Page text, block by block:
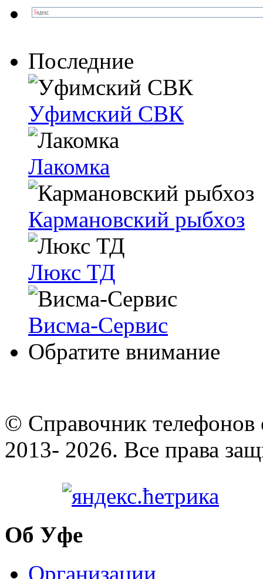
Последние
Уфимский СВК
Лакомка
Кармановский рыбхоз
Люкс ТД
Висма-Сервис
Обратите внимание
© Cправочник телефонов
2013- 2026. Все права
Об Уфе
Организации